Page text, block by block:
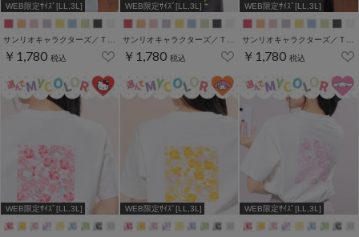
WEB限定ｻｲｽﾞ[LL,3L]
￥1,780 税込
WEB限定ｻｲｽﾞ[LL,3L]
￥1,780 税込
WEB限定ｻｲｽﾞ[LL,3L]
￥1,780 税込
WEB限定ｻｲｽﾞ[LL,3L] WEB限定ｻｲｽﾞ[LL,3L] WEB限定ｻｲｽﾞ[LL,3L]